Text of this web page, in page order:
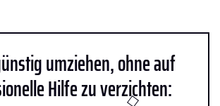
umziehen, ohne auf
Hilfe zu verzichten: